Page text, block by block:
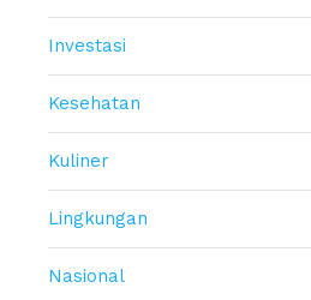
Investasi
Kesehatan
Kuliner
Lingkungan
Nasional